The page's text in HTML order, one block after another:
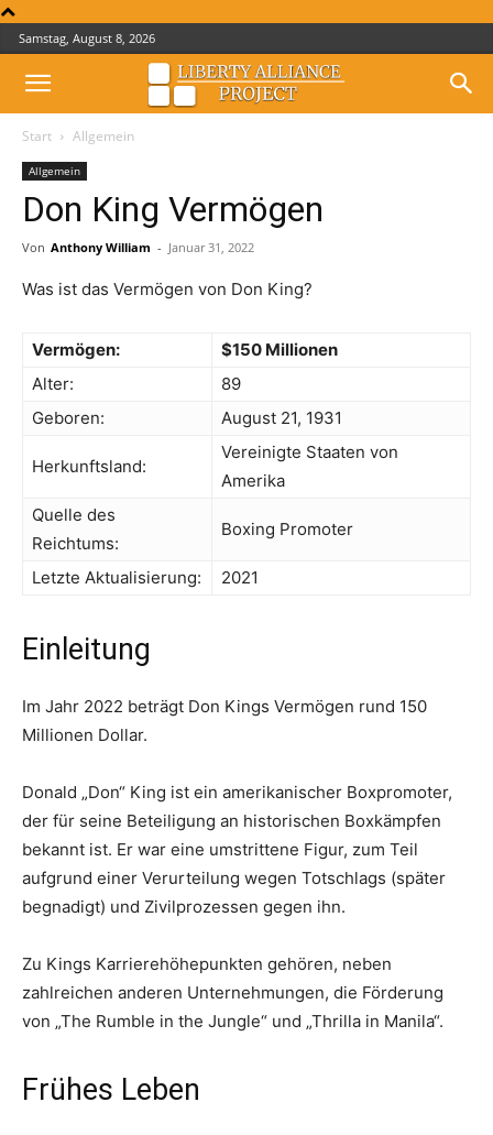
Samstag, August 8, 2026
Start Allgemein
Allgemein
Don King Vermögen
Von Anthony William - Januar 31, 2022
Was ist das Vermögen von Don King?
Vermögen:
$150 Millionen
Alter:
89
Geboren:
August 21, 1931
Herkunftsland:
Vereinigte Staaten von
Amerika
Quelle des
Reichtums:
Boxing Promoter
Letzte Aktualisierung: 2021
Einleitung
Im Jahr 2022 beträgt Don Kings Vermögen rund 150
Millionen Dollar.
Donald „Don“ King ist ein amerikanischer Boxpromoter,
der für seine Beteiligung an historischen Boxkämpfen
bekannt ist. Er war eine umstrittene Figur, zum Teil
aufgrund einer Verurteilung wegen Totschlags (später
begnadigt) und Zivilprozessen gegen ihn.
Zu Kings Karrierehöhepunkten gehören, neben
zahlreichen anderen Unternehmungen, die Förderung
von „The Rumble in the Jungle“ und „Thrilla in Manila“.
Frühes Leben